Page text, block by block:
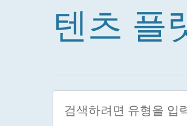
텐츠 플